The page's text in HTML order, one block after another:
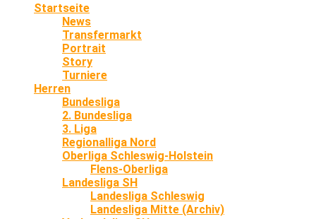
Startseite
News
Transfermarkt
Portrait
Story
Turniere
Herren
Bundesliga
2. Bundesliga
3. Liga
Regionalliga Nord
Oberliga Schleswig-Holstein
Flens-Oberliga
Landesliga SH
Landesliga Schleswig
Landesliga Mitte (Archiv)